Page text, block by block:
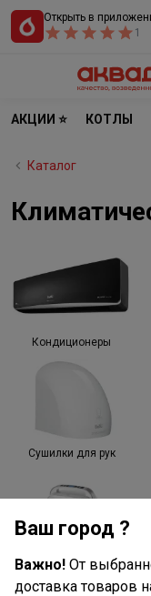
Открыть в
1
АКЦИИ ⭐ КОТЛЫ
Каталог
Кондиционеры
Сушилки для рук
Ваш город ?
Важно! От
доставка товаров